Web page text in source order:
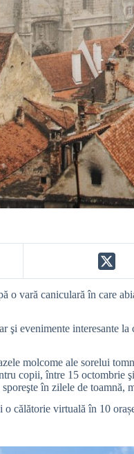
o vară caniculară în care
şi evenimente interesante
molcome ale sorelui
copii, între 15
în zilele de
călătorie virtuală în 10